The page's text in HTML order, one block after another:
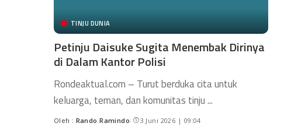
TINJU DUNIA
Petinju Daisuke Sugita Menembak Dirinya
di Dalam Kantor Polisi
Rondeaktual.com – Turut berduka cita untuk
keluarga, teman, dan komunitas tinju...
Oleh : Rando Ramindo 3 Juni 2026 | 09:04